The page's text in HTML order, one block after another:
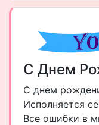
С Днем
С днем
Исполняется
Все ошибки в